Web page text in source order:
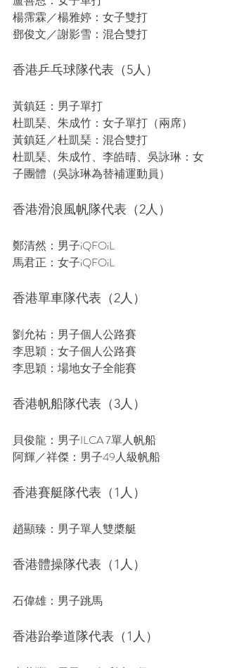
楊霈霖／楊雅婷：女子雙打
鄧俊文／謝影雪：混合雙打
香港乒乓球隊代表（5人）
黃鎮廷：男子單打
杜凱琹、朱成竹：女子單打（兩席）
黃鎮廷／杜凱琹：混合雙打
杜凱琹、朱成竹、李皓晴、吳詠琳：女
子團體（吳詠琳為替補運動員）
香港滑浪風帆隊代表（2人）
鄭清然：男子iQFOiL
馬君正：女子iQFOiL
香港單車隊代表（2人）
劉允祐：男子個人公路賽
李思穎：女子個人公路賽
李思穎：場地女子全能賽
香港帆船隊代表（3人）
貝俊龍：男子ILCA 7單人帆船
阿輝／祥傑：男子49人級帆船
香港賽艇隊代表（1人）
趙顯臻：男子單人雙槳艇
香港體操隊代表（1人）
石偉雄：男子跳馬
香港跆拳道隊代表（1人）